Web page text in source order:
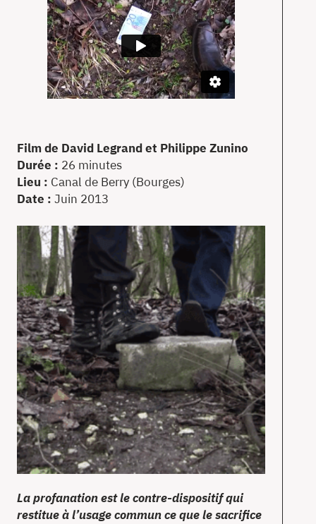
Film de David Legrand et Philippe Zunino
Durée : 26 minutes
Lieu : Canal de Berry (Bourges)
Date : Juin 2013
La profanation est le contre-dispositif qui
restitue à l’usage commun ce que le sacrifice